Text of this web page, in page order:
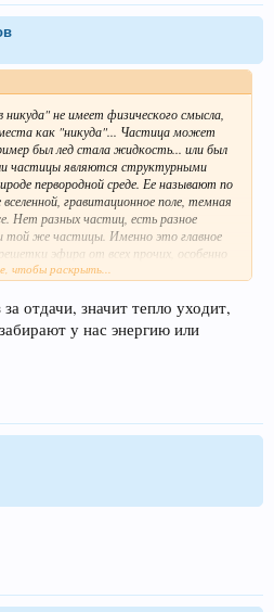
не имеет физического смысла,
как "никуда"... Частица может
был лед стала жидкость... или был
частицы являются структурными
первородной среде. Ее называют по
гравитационное поле, темная
Нет разных частиц, есть разное
той же частицы. Именно это главное
эфира от всех прочих, особенно
в которых 5000 "разных частиц"...но
или магнитного... но есть
одного и того же поля - первородной
имеет магнитное поле... нагрели его т.
стал иметь гравитационное поле...
чтобы раскрыть...
отдачи, значит тепло уходит,
у нас энергию или